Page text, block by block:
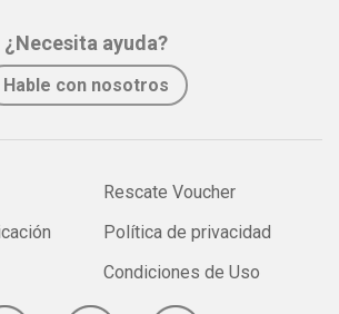
¿Necesita ayuda?
Hable con nosotros
Rescate Voucher
Política de privacidad
Condiciones de Uso